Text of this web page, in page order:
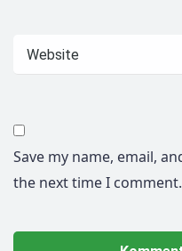
Save my name, email,
the next time I comment.